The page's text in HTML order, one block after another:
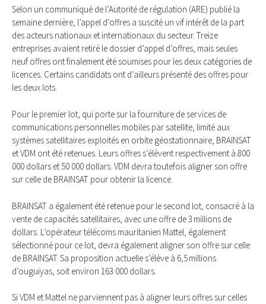
Selon un communiqué de l’Autorité de régulation (ARE) publié la
semaine dernière, l’appel d’offres a suscité un vif intérêt de la part
des acteurs nationaux et internationaux du secteur. Treize
entreprises avaient retiré le dossier d’appel d’offres, mais seules
neuf offres ont finalement été soumises pour les deux catégories de
licences. Certains candidats ont d’ailleurs présenté des offres pour
les deux lots.
Pour le premier lot, qui porte sur la fourniture de services de
communications personnelles mobiles par satellite, limité aux
systèmes satellitaires exploités en orbite géostationnaire, BRAINSAT
et VDM ont été retenues. Leurs offres s’élèvent respectivement à 800
000 dollars et 50 000 dollars. VDM devra toutefois aligner son offre
sur celle de BRAINSAT pour obtenir la licence.
BRAINSAT a également été retenue pour le second lot, consacré à la
vente de capacités satellitaires, avec une offre de 3 millions de
dollars. L’opérateur télécoms mauritanien Mattel, également
sélectionné pour ce lot, devra également aligner son offre sur celle
de BRAINSAT. Sa proposition actuelle s’élève à 6,5 millions
d’ouguiyas, soit environ 163 000 dollars.
Si VDM et Mattel ne parviennent pas à aligner leurs offres sur celles